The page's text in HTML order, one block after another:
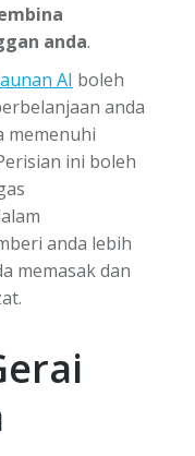
anda.
AI boleh
anda
memenuhi
ini boleh
anda lebih
memasak dan